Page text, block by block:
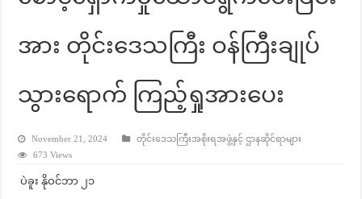
အား တိုင်းဒေသကြီး ဝန်ကြီးချုပ်
သွားရောက် ကြည့်ရှုအားပေး
November 21, 2024
တိုင်းဒေသကြီးအစိုးရအဖွဲ့နှင့် ဌာနဆိုင်ရာများ
673 Views
ပဲခူး နိုဝင်ဘာ ၂၁